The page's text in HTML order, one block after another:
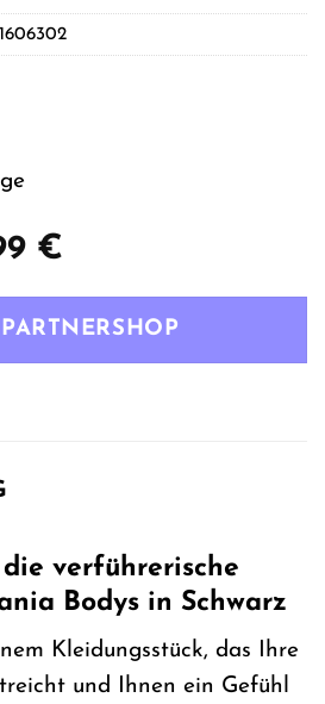
€Aktueller
ist:
die verführerische
Bodys in Schwarz
Kleidungsstück, das Ihre
und Ihnen ein Gefühl